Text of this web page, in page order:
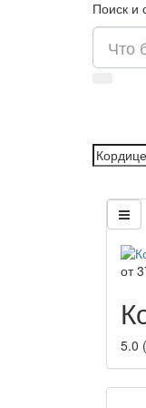
Поиск и
от
5.0 (